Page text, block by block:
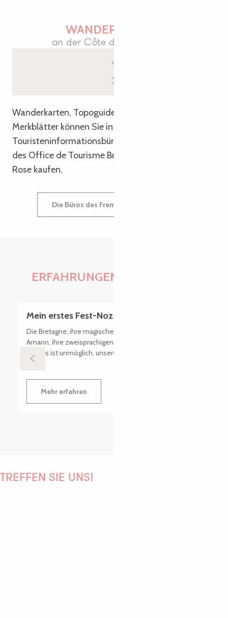
WANDERKARTEN
an der Côte de Granit Rose
Wanderkarten, Topoguides und andere praktische
Merkblätter können Sie in allen unseren
Touristeninformationsbüros oder bei den Partnern
des Office de Tourisme Bretagne Côte de Granit
Rose kaufen.
Die Büros des Fremdenverkehrsamtes
ERFAHRUNGEN KULTIVIEREN
Mein erstes Fest-Noz in der Bretagne
Die Bretagne, ihre magischen Landschaften, ihr Kouign-
Amann, ihre zweisprachigen Schilder… und ihre Festoù-
noz! Es ist unmöglich, unsere Urlaubswoche an der...
Mehr erfahren
TREFFEN SIE UNS!